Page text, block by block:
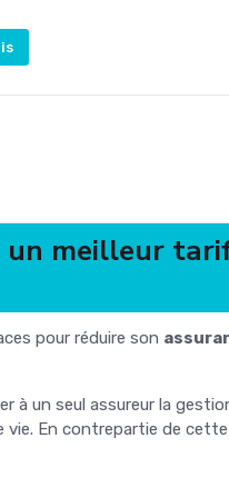
meilleur
pour réduire son
à un seul assureur la
En contrepartie de